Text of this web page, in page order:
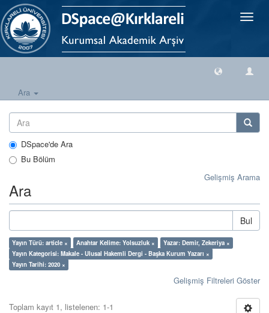
Geçiş
Ara
DSpace'de Ara
Bu Bölüm
Gelişmiş Arama
Ara
Bul
Yayın Türü: article × Anahtar Kelime: Yolsuzluk ×
Yazar: Demir, Zekeriya ×
Yayın Kategorisi: Makale - Ulusal Hakemli Dergi - Başka Kurum Yazarı ×
Yayın Tarihi: 2020 ×
Gelişmiş Filtreleri Göster
Toplam kayıt 1, listelenen: 1-1